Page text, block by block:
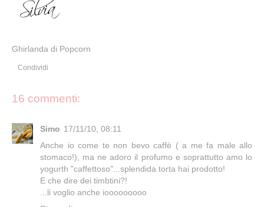
Ghirlanda di Popcorn
Condividi
16 commenti:
Simo 17/11/10, 08:11
Anche io come te non bevo caffè ( a me fa male allo
stomaco!), ma ne adoro il profumo e soprattutto amo lo
yogurth "caffettoso"...splendida torta hai prodotto!
E che dire dei timbtini?!
...li voglio anche iooooooooo